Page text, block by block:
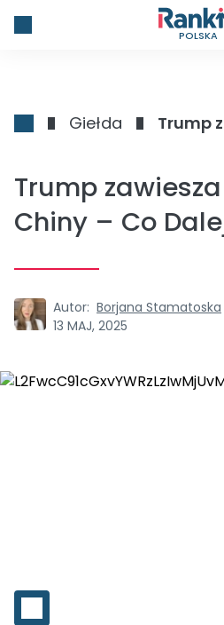
POLSKA
Giełda Trump
Trump
Chiny – Co
Autor: Borjana Stamatoska
13 MAJ, 2025